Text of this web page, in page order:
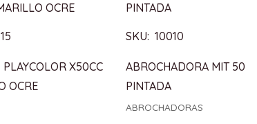
PLAYCOLOR X50CC
OCRE
SKU: 10010
ABROCHADORA MIT 50
PINTADA
ABROCHADORAS